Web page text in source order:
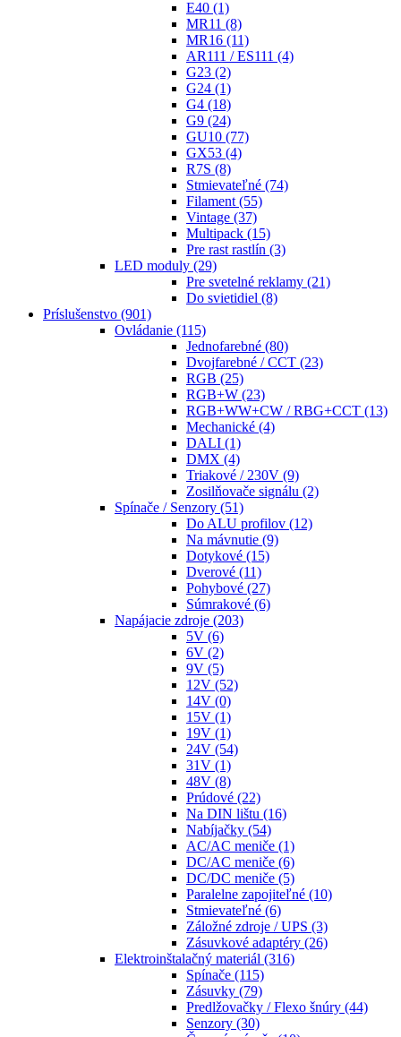
E40 (1)
MR11 (8)
MR16 (11)
AR111 / ES111 (4)
G23 (2)
G24 (1)
G4 (18)
G9 (24)
GU10 (77)
GX53 (4)
R7S (8)
Stmievateľné (74)
Filament (55)
Vintage (37)
Multipack (15)
Pre rast rastlín (3)
LED moduly (29)
Pre svetelné reklamy (21)
Do svietidiel (8)
Príslušenstvo (901)
Ovládanie (115)
Jednofarebné (80)
Dvojfarebné / CCT (23)
RGB (25)
RGB+W (23)
RGB+WW+CW / RBG+CCT (13)
Mechanické (4)
DALI (1)
DMX (4)
Triakové / 230V (9)
Zosilňovače signálu (2)
Spínače / Senzory (51)
Do ALU profilov (12)
Na mávnutie (9)
Dotykové (15)
Dverové (11)
Pohybové (27)
Súmrakové (6)
Napájacie zdroje (203)
5V (6)
6V (2)
9V (5)
12V (52)
14V (0)
15V (1)
19V (1)
24V (54)
31V (1)
48V (8)
Prúdové (22)
Na DIN lištu (16)
Nabíjačky (54)
AC/AC meniče (1)
DC/AC meniče (6)
DC/DC meniče (5)
Paralelne zapojiteľné (10)
Stmievateľné (6)
Záložné zdroje / UPS (3)
Zásuvkové adaptéry (26)
Elektroinštalačný materiál (316)
Spínače (115)
Zásuvky (79)
Predlžovačky / Flexo šnúry (44)
Senzory (30)